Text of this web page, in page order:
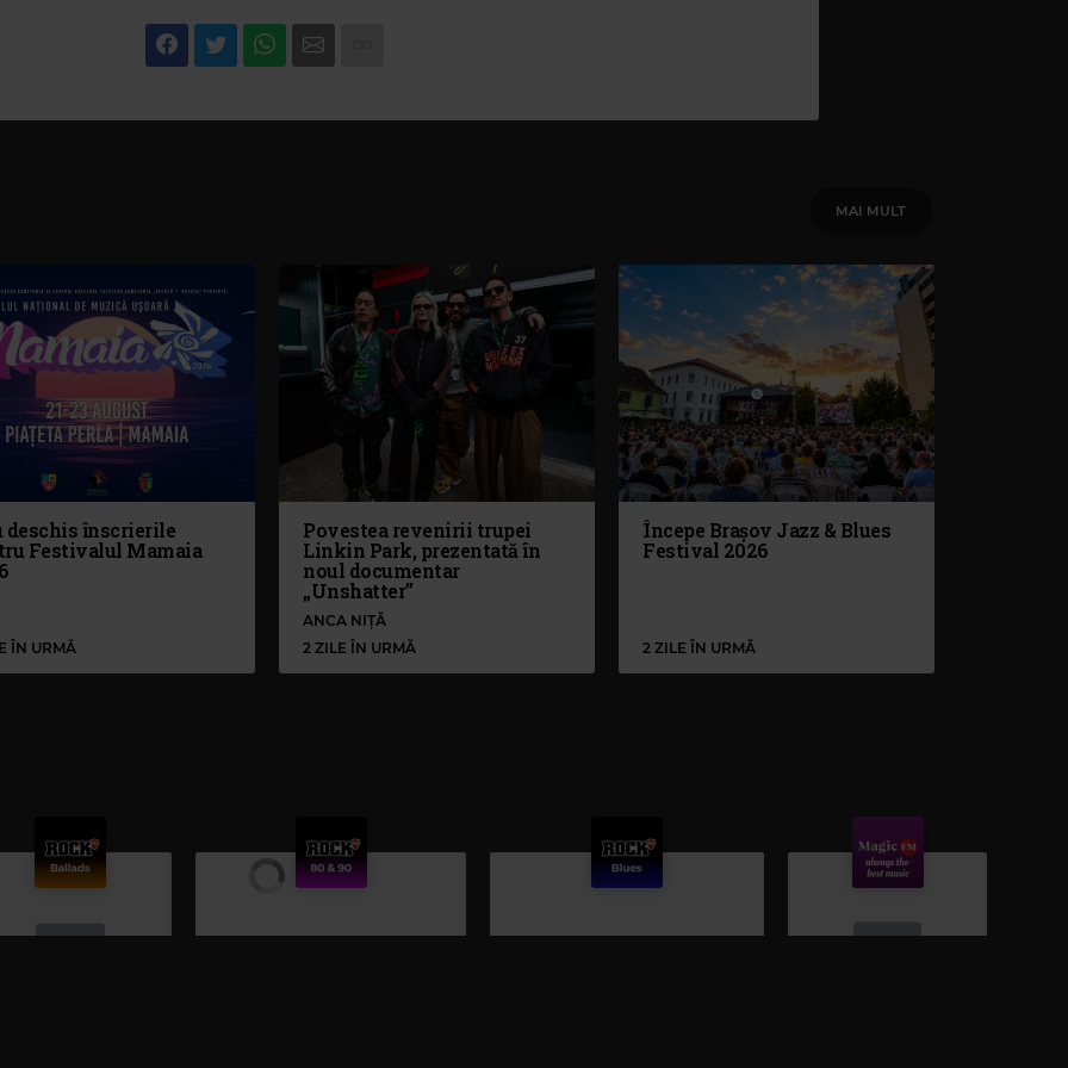
MAI MULT
deschis înscrierile
Festivalul Mamaia
ÎN URMĂ
Povestea revenirii trupei
Linkin Park, prezentată în
noul documentar
„Unshatter”
ANCA NIȚĂ
2 ZILE ÎN URMĂ
Începe Brașov Jazz & Blues
Festival 2026
2 ZILE ÎN URMĂ